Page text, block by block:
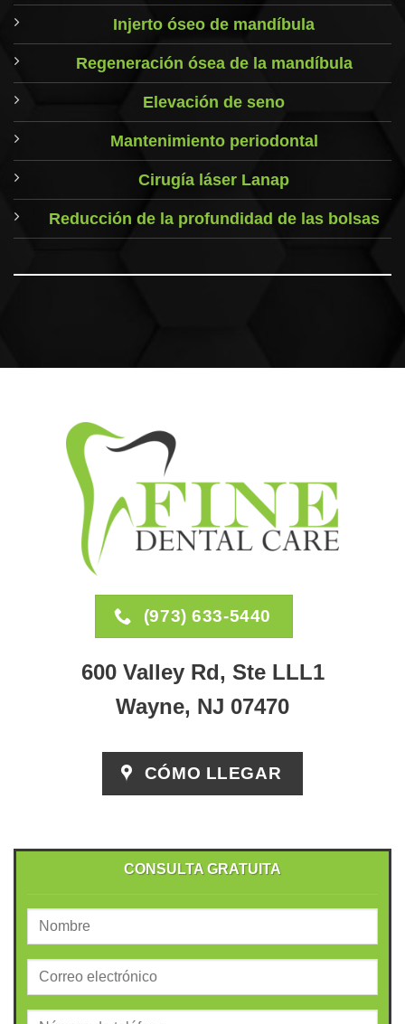
Injerto óseo de mandíbula
Regeneración ósea de la mandíbula
Elevación de seno
Mantenimiento periodontal
Cirugía láser Lanap
Reducción de la profundidad de las bolsas
(973) 633-5440
600 Valley Rd, Ste LLL1
Wayne, NJ 07470
CÓMO LLEGAR
CONSULTA GRATUITA